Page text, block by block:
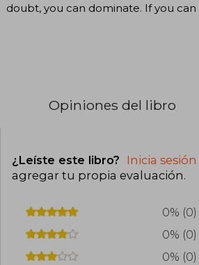
doubt, you can dominate. If you can
Opiniones del libro
¿Leíste este libro? Inicia sesión
agregar tu propia evaluación.
0% (0)
0% (0)
0% (0)